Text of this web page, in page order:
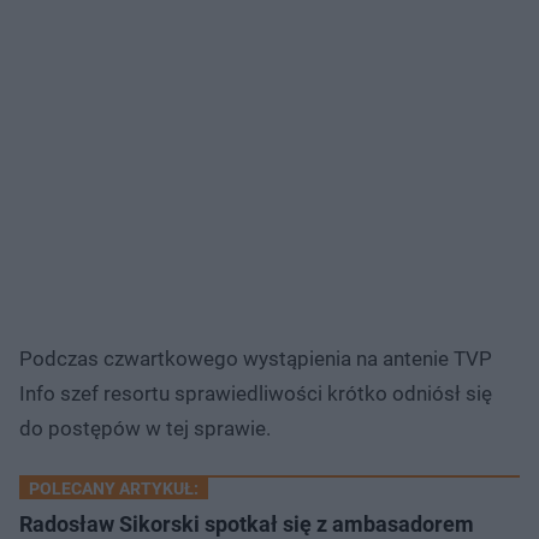
Podczas czwartkowego wystąpienia na antenie TVP
Info szef resortu sprawiedliwości krótko odniósł się
do postępów w tej sprawie.
POLECANY ARTYKUŁ:
Radosław Sikorski spotkał się z ambasadorem